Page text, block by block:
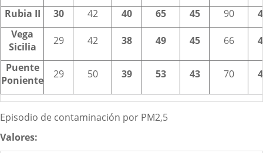
Rubia II 30 42 40 65 45 90
Vega
Sicilia
29 42 38 49 45 66
Puente
Poniente
29 50 39 53 43 70
Episodio de contaminación por PM2,5
Valores: